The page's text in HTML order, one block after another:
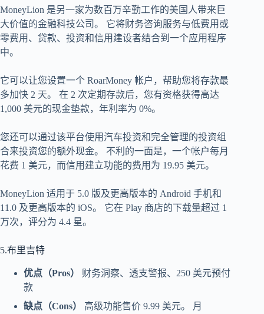
MoneyLion 是另一家为数百万辛勤工作的美国人带来巨
大价值的金融科技公司。 它将财务咨询服务与低费用或
零费用、贷款、投资和信用建设者结合到一个应用程序
中。
它可以让您设置一个 RoarMoney 帐户，帮助您将存款最
多加快 2 天。 在 2 次定期存款后，您有资格获得高达
1,000 美元的现金垫款，年利率为 0%。
您还可以通过该平台使用汽车投资和完全管理的投资组
合来投资您的额外现金。 不利的一面是，一个帐户每月
花费 1 美元，而信用建立功能的费用为 19.95 美元。
MoneyLion 适用于 5.0 版及更高版本的 Android 手机和
11.0 及更高版本的 iOS。 它在 Play 商店的下载量超过 1
万次，评分为 4.4 星。
5.布里吉特
优点（Pros）
财务洞察、透支警报、250 美元预付
款
缺点（Cons） 高级功能售价 9.99 美元。 月